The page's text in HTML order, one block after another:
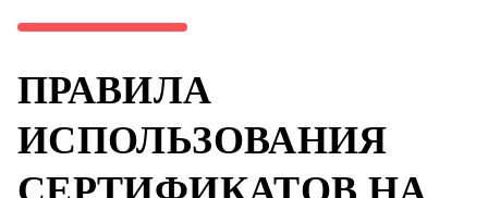
ПРАВИЛА
ИСПОЛЬЗОВАНИЯ